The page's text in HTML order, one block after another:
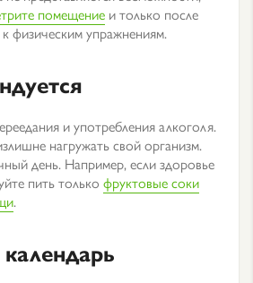
помещение и только после
физическим упражнениям.
и употребления алкоголя.
нагружать свой организм.
день. Например, если здоровье
пить только фруктовые соки
.